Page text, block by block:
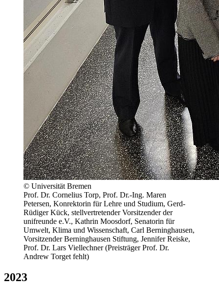
© Universität Bremen
Prof. Dr. Cornelius Torp, Prof. Dr.-Ing. Maren
Petersen, Konrektorin für Lehre und Studium, Gerd-
Rüdiger Kück, stellvertretender Vorsitzender der
unifreunde e.V., Kathrin Moosdorf, Senatorin für
Umwelt, Klima und Wissenschaft, Carl Berninghausen,
Vorsitzender Berninghausen Stiftung, Jennifer Reiske,
Prof. Dr. Lars Viellechner (Preisträger Prof. Dr.
Andrew Torget fehlt)
2023